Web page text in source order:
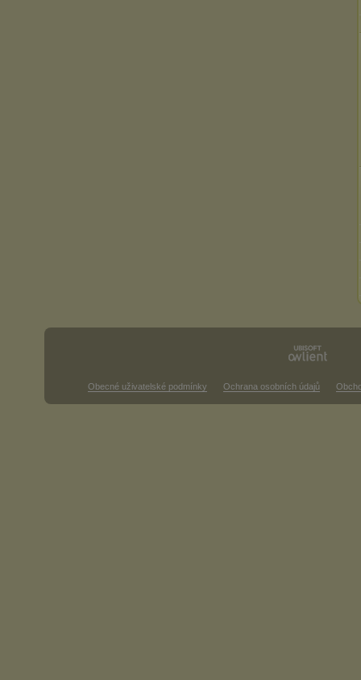
Obecné uživatelské podmínky Ochrana osobních údajů